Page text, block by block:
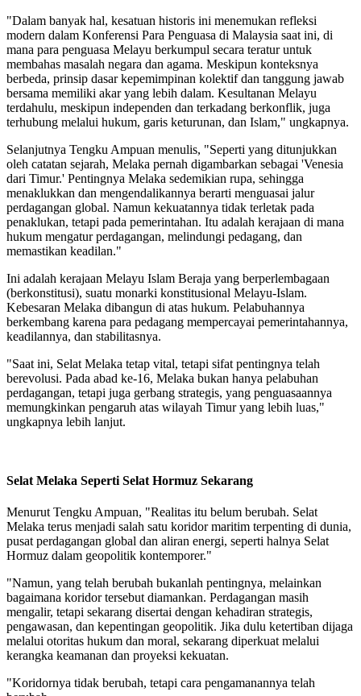
"Dalam banyak hal, kesatuan historis ini menemukan refleksi
modern dalam Konferensi Para Penguasa di Malaysia saat ini, di
mana para penguasa Melayu berkumpul secara teratur untuk
membahas masalah negara dan agama. Meskipun konteksnya
berbeda, prinsip dasar kepemimpinan kolektif dan tanggung jawab
bersama memiliki akar yang lebih dalam. Kesultanan Melayu
terdahulu, meskipun independen dan terkadang berkonflik, juga
terhubung melalui hukum, garis keturunan, dan Islam," ungkapnya.
Selanjutnya Tengku Ampuan menulis, "Seperti yang ditunjukkan
oleh catatan sejarah, Melaka pernah digambarkan sebagai 'Venesia
dari Timur.' Pentingnya Melaka sedemikian rupa, sehingga
menaklukkan dan mengendalikannya berarti menguasai jalur
perdagangan global. Namun kekuatannya tidak terletak pada
penaklukan, tetapi pada pemerintahan. Itu adalah kerajaan di mana
hukum mengatur perdagangan, melindungi pedagang, dan
memastikan keadilan."
Ini adalah kerajaan Melayu Islam Beraja yang berperlembagaan
(berkonstitusi), suatu monarki konstitusional Melayu-Islam.
Kebesaran Melaka dibangun di atas hukum. Pelabuhannya
berkembang karena para pedagang mempercayai pemerintahannya,
keadilannya, dan stabilitasnya.
"Saat ini, Selat Melaka tetap vital, tetapi sifat pentingnya telah
berevolusi. Pada abad ke-16, Melaka bukan hanya pelabuhan
perdagangan, tetapi juga gerbang strategis, yang penguasaannya
memungkinkan pengaruh atas wilayah Timur yang lebih luas,"
ungkapnya lebih lanjut.
Selat Melaka Seperti Selat Hormuz Sekarang
Menurut Tengku Ampuan, "Realitas itu belum berubah. Selat
Melaka terus menjadi salah satu koridor maritim terpenting di dunia,
pusat perdagangan global dan aliran energi, seperti halnya Selat
Hormuz dalam geopolitik kontemporer."
"Namun, yang telah berubah bukanlah pentingnya, melainkan
bagaimana koridor tersebut diamankan. Perdagangan masih
mengalir, tetapi sekarang disertai dengan kehadiran strategis,
pengawasan, dan kepentingan geopolitik. Jika dulu ketertiban dijaga
melalui otoritas hukum dan moral, sekarang diperkuat melalui
kerangka keamanan dan proyeksi kekuatan.
"Koridornya tidak berubah, tetapi cara pengamanannya telah